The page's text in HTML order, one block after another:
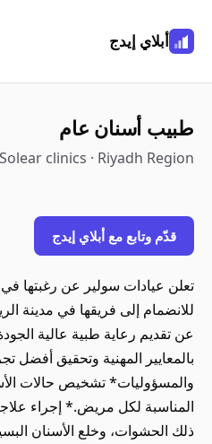
أبلاي إيدج
طبيب أسنان عام
Solear clinics · Riyadh Region
قدّم وتابع مع أبلاي إيدج
تعلن عيادات سولير عن رغبتها
للانضمام إلى فريقها في مدينة
عن تقديم رعاية طبية عالية
بالمعايير المهنية وتحقيق أفضل
والمسؤوليات* تشخيص حالات
المناسبة لكل مريض.* إجراء
ذلك الحشوات، وخلع الأسنان